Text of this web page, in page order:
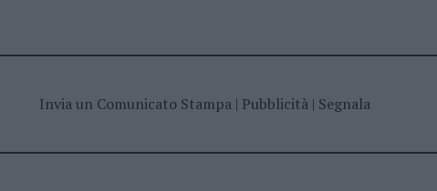
Invia un Comunicato Stampa| Pubblicità| Segnala